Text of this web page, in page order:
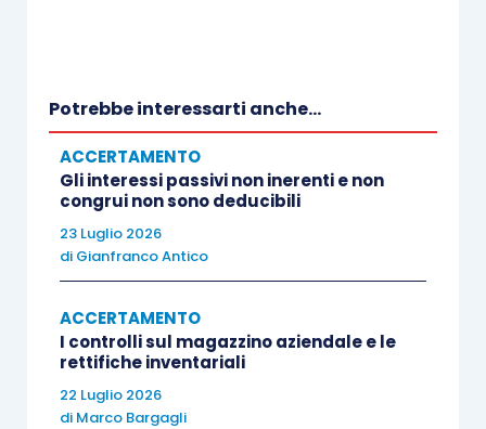
tutto privo di rilievo giuridico
non essendo richiesto
e/o preso in considerazione da nessuna norma di
legge” (Cass. Civ., n. 14701/2018
In altre parole, sia il
mancata manifestazione
contribuente o di terzi rispetto all’esercizio di
una attività ispettiva eseguita al di fuori delle
garanzie predisposte dal legislatore a tutela del
vizio procedimentale
Potrebbe interessarti anche...
ACCERTAMENTO
Gli interessi passivi non inerenti e non
congrui non sono deducibili
23 Luglio 2026
di Gianfranco Antico
ACCERTAMENTO
I controlli sul magazzino aziendale e le
rettifiche inventariali
22 Luglio 2026
di Marco Bargagli